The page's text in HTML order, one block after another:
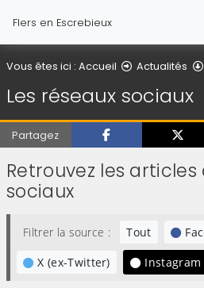
Flers en Escrebieux
Vous êtes ici : Accueil Actualités
Les réseaux sociaux
Partagez
Retrouvez les
sociaux
Filtrer la source : Tout
X (ex-Twitter)
Instagram